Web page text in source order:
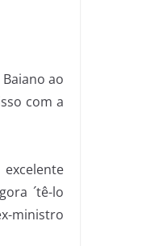
ao
com a
´tê-lo
ministro